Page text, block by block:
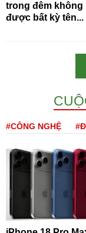
trong đêm không
được bất kỳ tên...
#CÔNG NGHỆ